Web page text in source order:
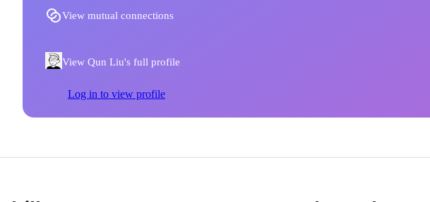
View mutual connections
View Qun Liu's full profile
Log in to view profile